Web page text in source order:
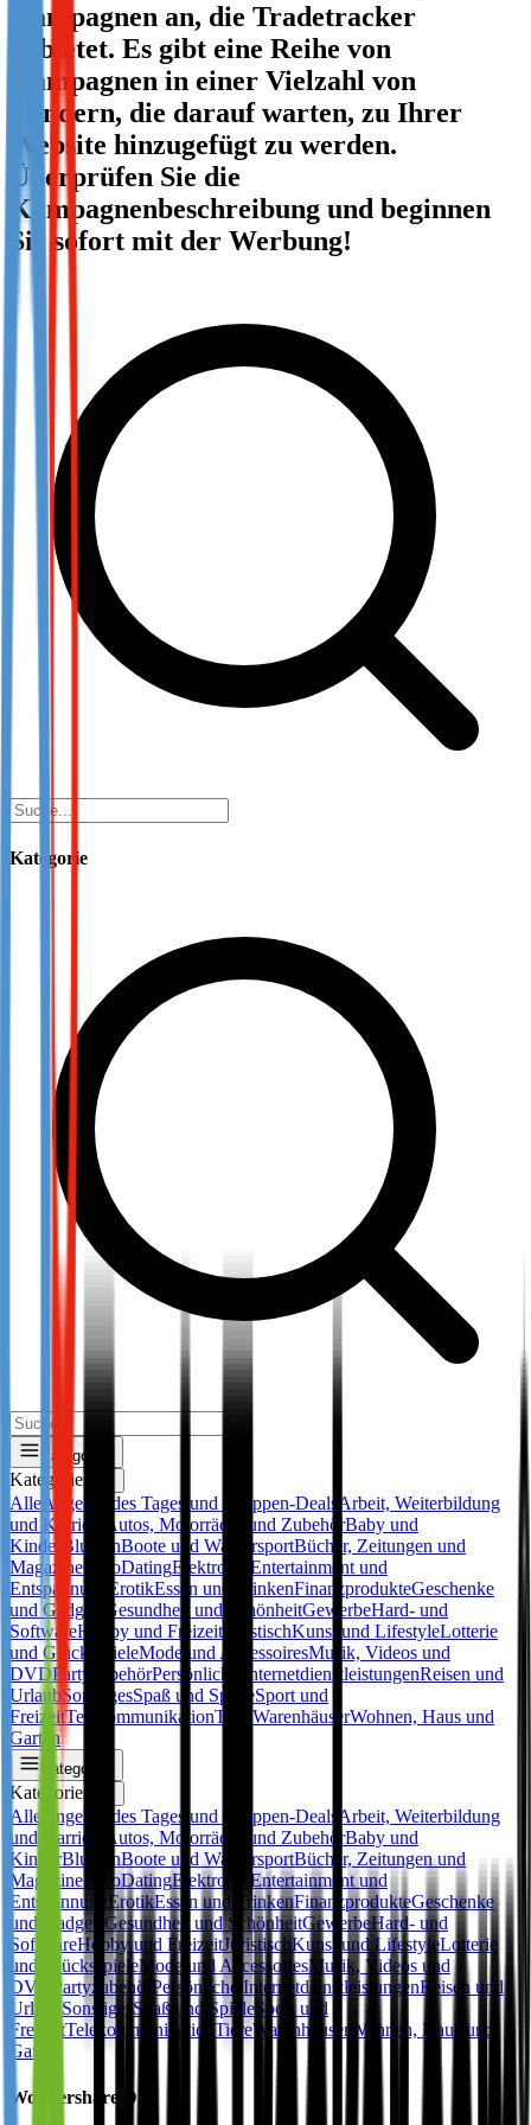
Not already our Publisher?
Kampagnen an, die Tradetracker
anbietet. Es gibt eine Reihe von
Kampagnen in einer Vielzahl von
Ländern, die darauf warten, zu Ihrer
Website hinzugefügt zu werden.
Überprüfen Sie die
Kampagnenbeschreibung und beginnen
Sie sofort mit der Werbung!
Kategorie
Kategorien
Kategorien
Alle Angebot des Tages und Gruppen-Deals Arbeit, Weiterbildung
und Karriere
Autos, Motorräder und ZubehörBaby und
Kinder
BlumenBoote und WassersportBücher, Zeitungen und
MagazineBüroDatingElektronik
Entertainment und
Entspannung
ErotikEssen und TrinkenFinanzprodukteGeschenke
und Gadgets
Gesundheit und SchönheitGewerbeHard- und
SoftwareHobby und Freizeit JuristischKunst und LifestyleLotterie
und GlücksspieleMode und AccessoiresMusik, Videos und
DVDPartyzubehörPersönliche InternetdienstleistungenReisen und
UrlaubSonstigesSpaß und SpieleSport und
FreizeitTelekommunikationTiere WarenhäuserWohnen, Haus und
Garten
Kategorien
Kategorien
Alle Angebot des Tages und Gruppen-Deals Arbeit, Weiterbildung
und Karriere
Autos, Motorräder und ZubehörBaby und
KinderBlumenBoote und WassersportBücher, Zeitungen und
MagazineBüroDatingElektronik
Entertainment und
Entspannung ErotikEssen und TrinkenFinanzprodukteGeschenke
und Gadgets Gesundheit und SchönheitGewerbeHard- und
SoftwareHobby und FreizeitJuristischKunst und LifestyleLotterie
und GlücksspieleMode und AccessoiresMusik, Videos und
DVD
Partyzubehör Persönliche InternetdienstleistungenReisen und
Urlaub Sonstiges Spaß und Spiele Sport und
FreizeitTelekommunikation TiereWarenhäuser Wohnen, Haus und
Garten
Wondershare DE